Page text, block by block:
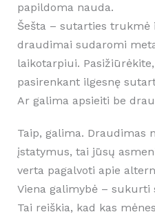
papildoma nauda.
Šešta – sutarties
draudimai sudaromi
laikotarpiui.
pasirenkant ilgesnę
Ar galima apsieiti be
Taip, galima. Draudimas
įstatymus, tai jūsų
verta pagalvoti apie
Viena galimybė – sukurti
Tai reiškia, kad kas